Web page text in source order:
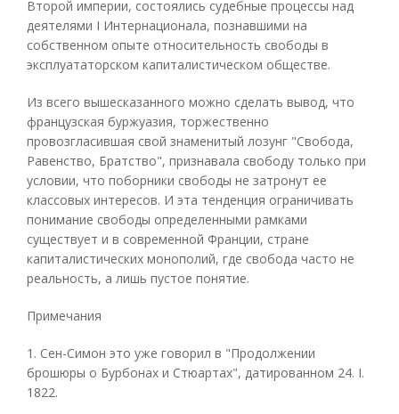
Второй империи, состоялись судебные процессы над
деятелями I Интернационала, познавшими на
собственном опыте относительность свободы в
эксплуататорском капиталистическом обществе.
Из всего вышесказанного можно сделать вывод, что
французская буржуазия, торжественно
провозгласившая свой знаменитый лозунг "Свобода,
Равенство, Братство", признавала свободу только при
условии, что поборники свободы не затронут ее
классовых интересов. И эта тенденция ограничивать
понимание свободы определенными рамками
существует и в современной Франции, стране
капиталистических монополий, где свобода часто не
реальность, а лишь пустое понятие.
Примечания
1. Сен-Симон это уже говорил в "Продолжении
брошюры о Бурбонах и Стюартах", датированном 24. I.
1822.